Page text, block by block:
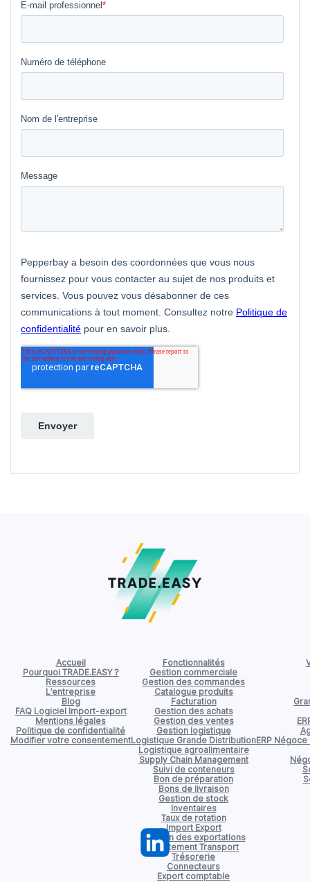
Accueil
Pourquoi TRADE.EASY ?
Ressources
L’entreprise
Blog
FAQ Logiciel Import-export
Mentions légales
Politique de confidentialité
Modifier votre consentement
Fonctionnalités
Gestion commerciale
Gestion des commandes
Catalogue produits
Facturation
Gestion des achats
Gestion des ventes
Gestion logistique
Logistique Grande Distribution
Logistique agroalimentaire
Supply Chain Management
Suivi de conteneurs
Bon de préparation
Bons de livraison
Gestion de stock
Inventaires
Taux de rotation
Import Export
Gestion des exportations
Affrètement Transport
Trésorerie
Connecteurs
Export comptable
ERP